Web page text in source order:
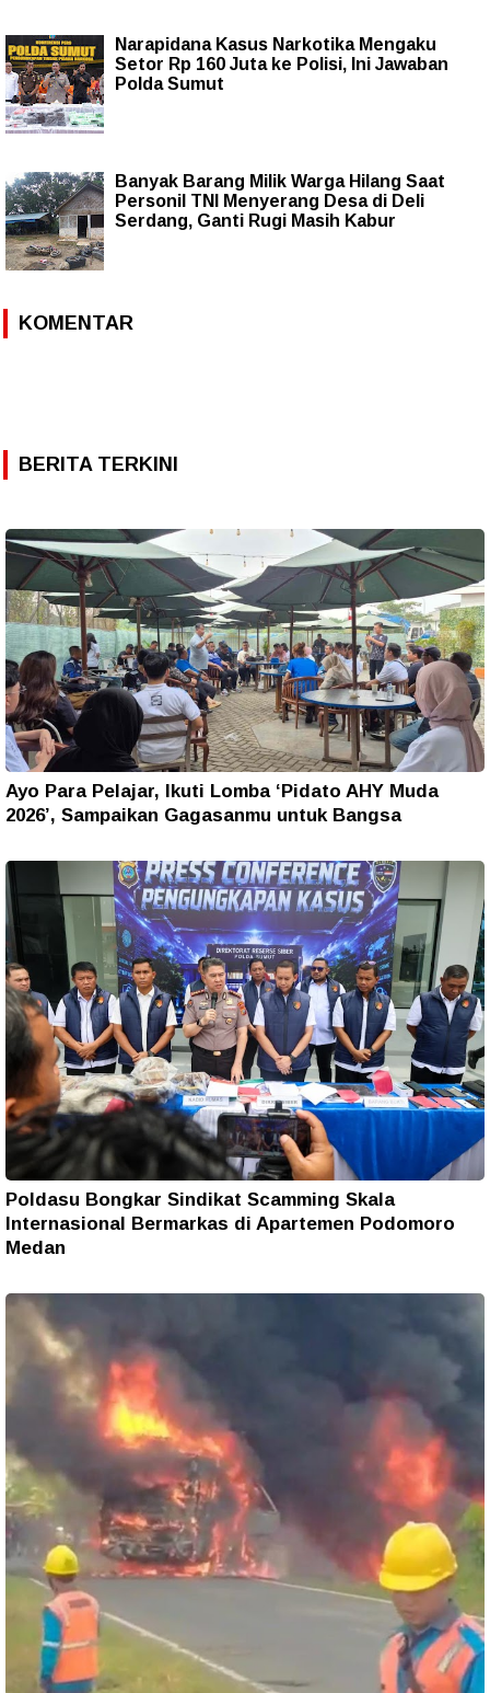
Narapidana Kasus Narkotika Mengaku
Setor Rp 160 Juta ke Polisi, Ini Jawaban
Polda Sumut
Banyak Barang Milik Warga Hilang Saat
Personil TNI Menyerang Desa di Deli
Serdang, Ganti Rugi Masih Kabur
KOMENTAR
BERITA TERKINI
Ayo Para Pelajar, Ikuti Lomba ‘Pidato AHY Muda
2026’, Sampaikan Gagasanmu untuk Bangsa
Poldasu Bongkar Sindikat Scamming Skala
Internasional Bermarkas di Apartemen Podomoro
Medan